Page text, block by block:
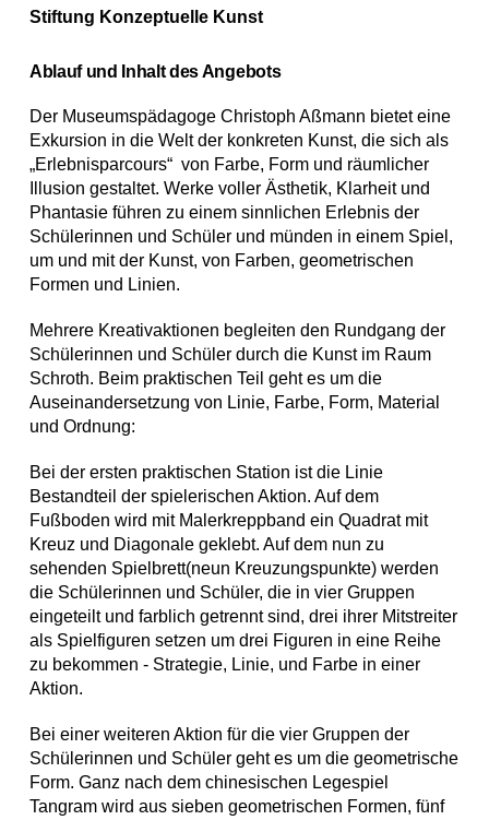
Stiftung Konzeptuelle Kunst
Ablauf und Inhalt des Angebots
Der Museumspädagoge Christoph Aßmann bietet eine
Exkursion in die Welt der konkreten Kunst, die sich als
„Erlebnisparcours“ von Farbe, Form und räumlicher
Illusion gestaltet. Werke voller Ästhetik, Klarheit und
Phantasie führen zu einem sinnlichen Erlebnis der
Schülerinnen und Schüler und münden in einem Spiel,
um und mit der Kunst, von Farben, geometrischen
Formen und Linien.
Mehrere Kreativaktionen begleiten den Rundgang der
Schülerinnen und Schüler durch die Kunst im Raum
Schroth. Beim praktischen Teil geht es um die
Auseinandersetzung von Linie, Farbe, Form, Material
und Ordnung:
Bei der ersten praktischen Station ist die Linie
Bestandteil der spielerischen Aktion. Auf dem
Fußboden wird mit Malerkreppband ein Quadrat mit
Kreuz und Diagonale geklebt. Auf dem nun zu
sehenden Spielbrett(neun Kreuzungspunkte) werden
die Schülerinnen und Schüler, die in vier Gruppen
eingeteilt und farblich getrennt sind, drei ihrer Mitstreiter
als Spielfiguren setzen um drei Figuren in eine Reihe
zu bekommen - Strategie, Linie, und Farbe in einer
Aktion.
Bei einer weiteren Aktion für die vier Gruppen der
Schülerinnen und Schüler geht es um die geometrische
Form. Ganz nach dem chinesischen Legespiel
Tangram wird aus sieben geometrischen Formen, fünf